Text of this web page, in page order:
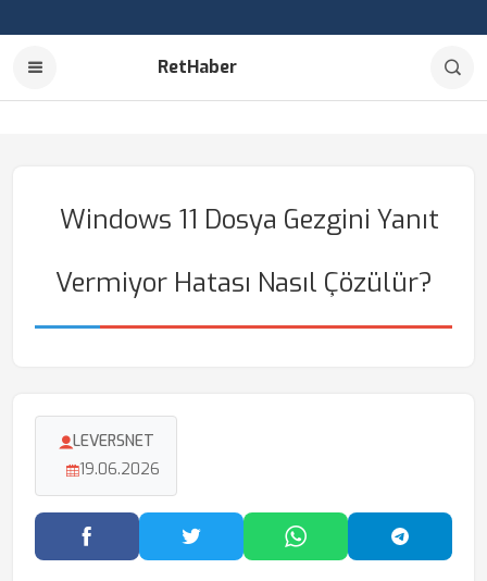
RetHaber
Windows 11 Dosya Gezgini Yanıt
Vermiyor Hatası Nasıl Çözülür?
LEVERSNET
19.06.2026
Facebook'ta PaylaşTwitter'da PaylaşWhatsApp'ta Paylaş